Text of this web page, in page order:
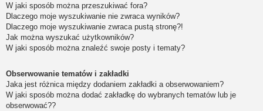
W jaki sposób można przeszukiwać fora?
Dlaczego moje wyszukiwanie nie zwraca wyników?
Dlaczego moje wyszukiwanie zwraca pustą stronę?!
Jak można wyszukać użytkowników?
W jaki sposób można znaleźć swoje posty i tematy?
Obserwowanie tematów i zakładki
Jaka jest różnica między dodaniem zakładki a obserwowaniem?
W jaki sposób można dodać zakładkę do wybranych tematów lub je
obserwować??